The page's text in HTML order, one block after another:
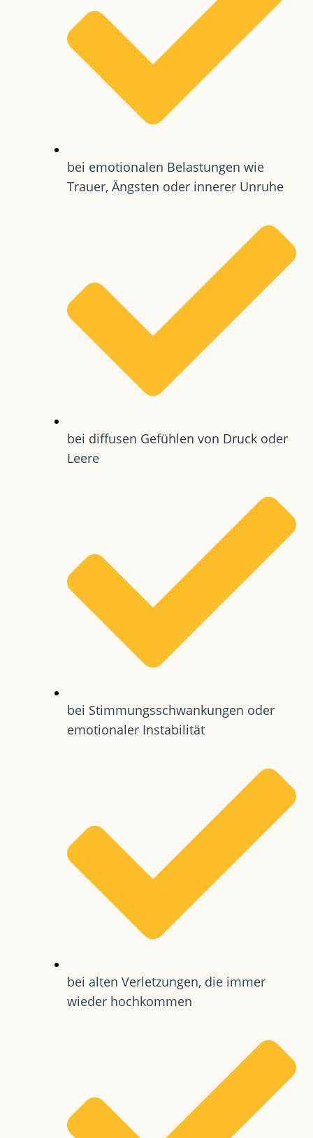
bei emotionalen Belastungen wie
Trauer, Ängsten oder innerer Unruhe
bei diffusen Gefühlen von Druck oder
Leere
bei Stimmungsschwankungen oder
emotionaler Instabilität
bei alten Verletzungen, die immer
wieder hochkommen